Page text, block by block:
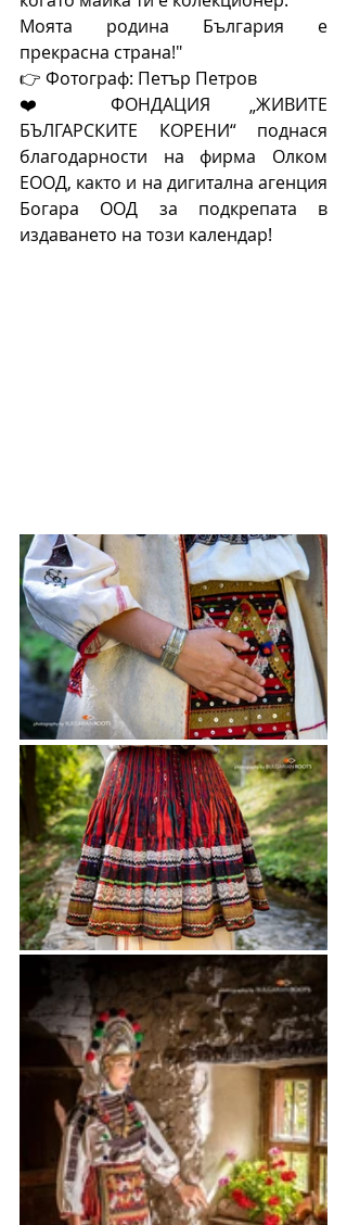
Моята родина България е
прекрасна страна!"
👉 Фотограф: Петър Петров
❤️ ФОНДАЦИЯ „ЖИВИТЕ
БЪЛГАРСКИТЕ КОРЕНИ“ поднася
благодарности на фирма Олком
ЕООД, както и на дигитална агенция
Богара ООД за подкрепата в
издаването на този календар!